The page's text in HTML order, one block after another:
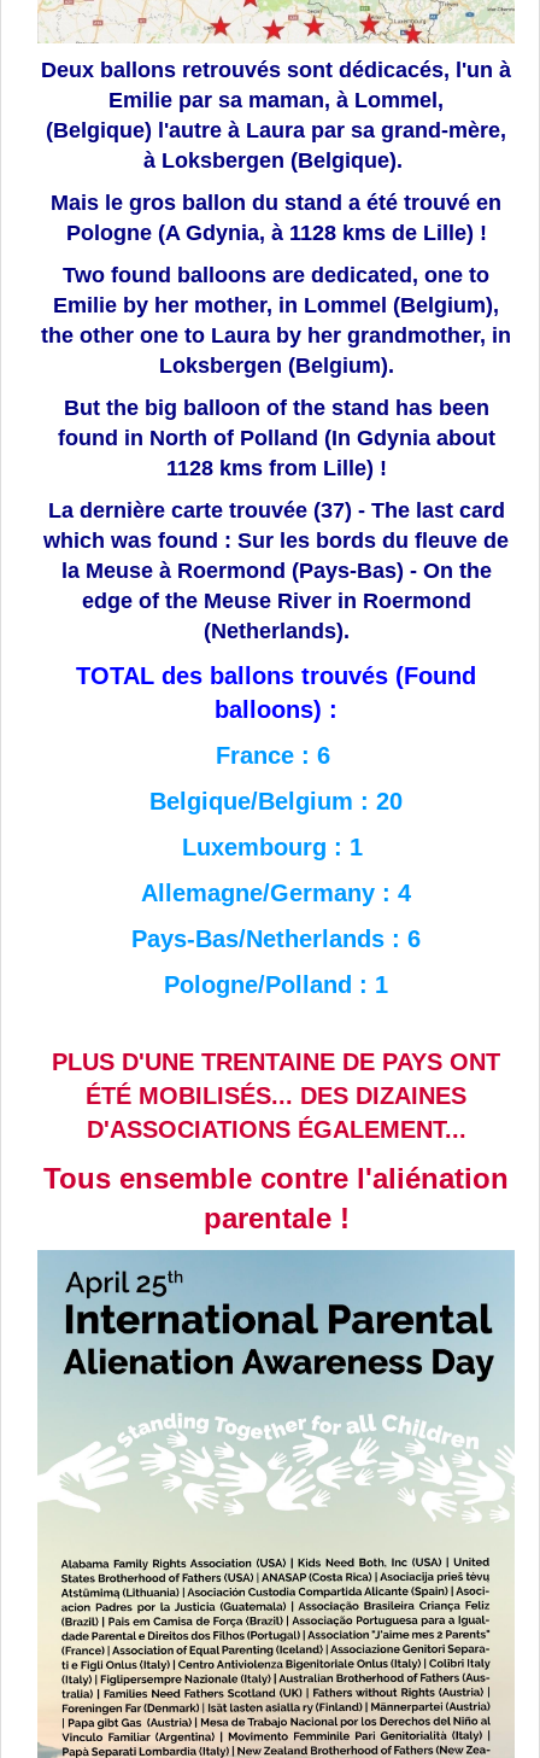
Deux ballons retrouvés sont dédicacés, l'un à
Emilie par sa maman, à Lommel,
(Belgique) l'autre à Laura par sa grand-mère,
à Loksbergen (Belgique).
Mais le gros ballon du stand a été trouvé en
Pologne (A Gdynia, à 1128 kms de Lille) !
Two found balloons are dedicated, one to
Emilie by her mother, in Lommel (Belgium),
the other one to Laura by her grandmother, in
Loksbergen (Belgium).
But the big balloon of the stand has been
found in North of Polland (In Gdynia about
1128 kms from Lille) !
La dernière carte trouvée (37) - The last card
which was found : Sur les bords du fleuve de
la Meuse à Roermond (Pays-Bas) - On the
edge of the Meuse River in Roermond
(Netherlands).
TOTAL des ballons trouvés (Found
balloons) :
France : 6
Belgique/Belgium : 20
Luxembourg : 1
Allemagne/Germany : 4
Pays-Bas/Netherlands : 6
Pologne/Polland : 1
PLUS D'UNE TRENTAINE DE PAYS ONT
ÉTÉ MOBILISÉS... DES DIZAINES
D'ASSOCIATIONS ÉGALEMENT...
Tous ensemble contre l'aliénation
parentale !